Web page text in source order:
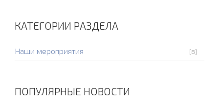
КАТЕГОРИИ РАЗДЕЛА
Наши мероприятия [8]
ПОПУЛЯРНЫЕ НОВОСТИ